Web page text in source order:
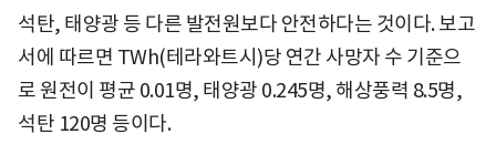
석탄, 태양광 등 다른 발전원보다 안전하다는 것이다. 보고
서에 따르면 TWh(테라와트시)당 연간 사망자 수 기준으
로 원전이 평균 0.01명, 태양광 0.245명, 해상풍력 8.5명,
석탄 120명 등이다.